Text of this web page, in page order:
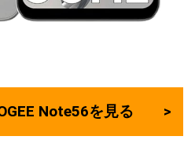
Note56を見る